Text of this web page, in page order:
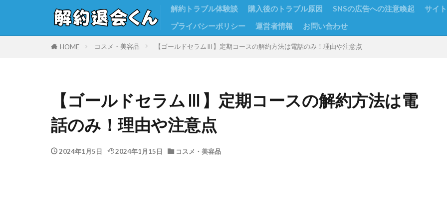
解約トラブル体験談 購入後のトラブル原因 SNSの広告への注意喚起
サイ
プライバシーポリシー
運営者情報 お問い合わせ
HOME コスメ・美容品 【ゴールドセラムⅢ】定期コースの解約方法は電話のみ！理由や注意点
【ゴールドセラムⅢ】定期コースの解約方法は電
話のみ！理由や注意点
2024年1月5日 2024年1月15日 コスメ・美容品